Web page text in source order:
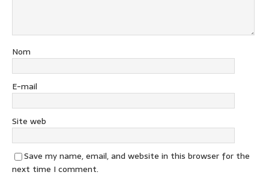
Nom
E-mail
Site web
Save my name, email, and website in this browser for the
next time I comment.